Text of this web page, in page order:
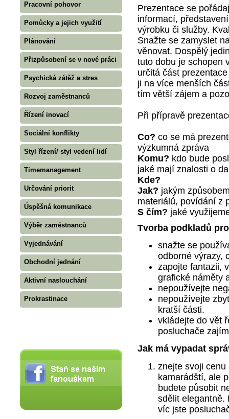
Pracovní pohovor
Pomůcky a jejich využití
Plánování
Přizpůsobení se v nové práci
Psychická zátěž a stres
Rozvoj zaměstnanců
Řízení inovací
Sociální konflikty
Styl řízení/ styl vedení lidí
Timemanagement
Určování priorit
Úspěšná komunikace
Výběr zaměstnanců
Vyjednávání
Obchodní jednání
Aktivní naslouchání
Prokrastinace
Prezentace se
informací,
výrobku či služby.
Snažte se zamyslet
věnovat. Dospělý
tuto dobu je schopen
určitá část
ji na více menších
tím větší zájem a
Při přípravě
Co? co se má
výzkumná zpráva
Komu? kdo bude
jaké mají znalosti o
Kde?
Jak? jakým
materiálů, povídání z
S čím? jaké
Tvorba podkladů
snažte se
odborné výrazy,
zapojte fantazii,
grafické náměty
nepoužívejte
nepoužívejte
kratší části.
vkládejte do vět
posluchače
Jak má vypadat
znejte svoji
kamarádští, ale
budete působit
sdělit elegantně.
víc jste